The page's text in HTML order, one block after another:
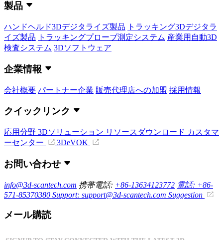
製品
ハンドヘルド3Dデジタライズ製品
トラッキング3Dデジタラ
イズ製品
トラッキングプローブ測定システム 産業用自動3D
検査システム 3Dソフトウェア
企業情報
会社概要 パートナー企業 販売代理店への加盟 採用情報
クイックリンク
応用分野 3Dソリューション リソースダウンロード カスタマ
ーセンター
3DeVOK
お問い合わせ
info@3d-scantech.com 携帯電話: +86-13634123772 電話: +86-
571-85370380 Support: support@3d-scantech.com Suggestion
メール購読